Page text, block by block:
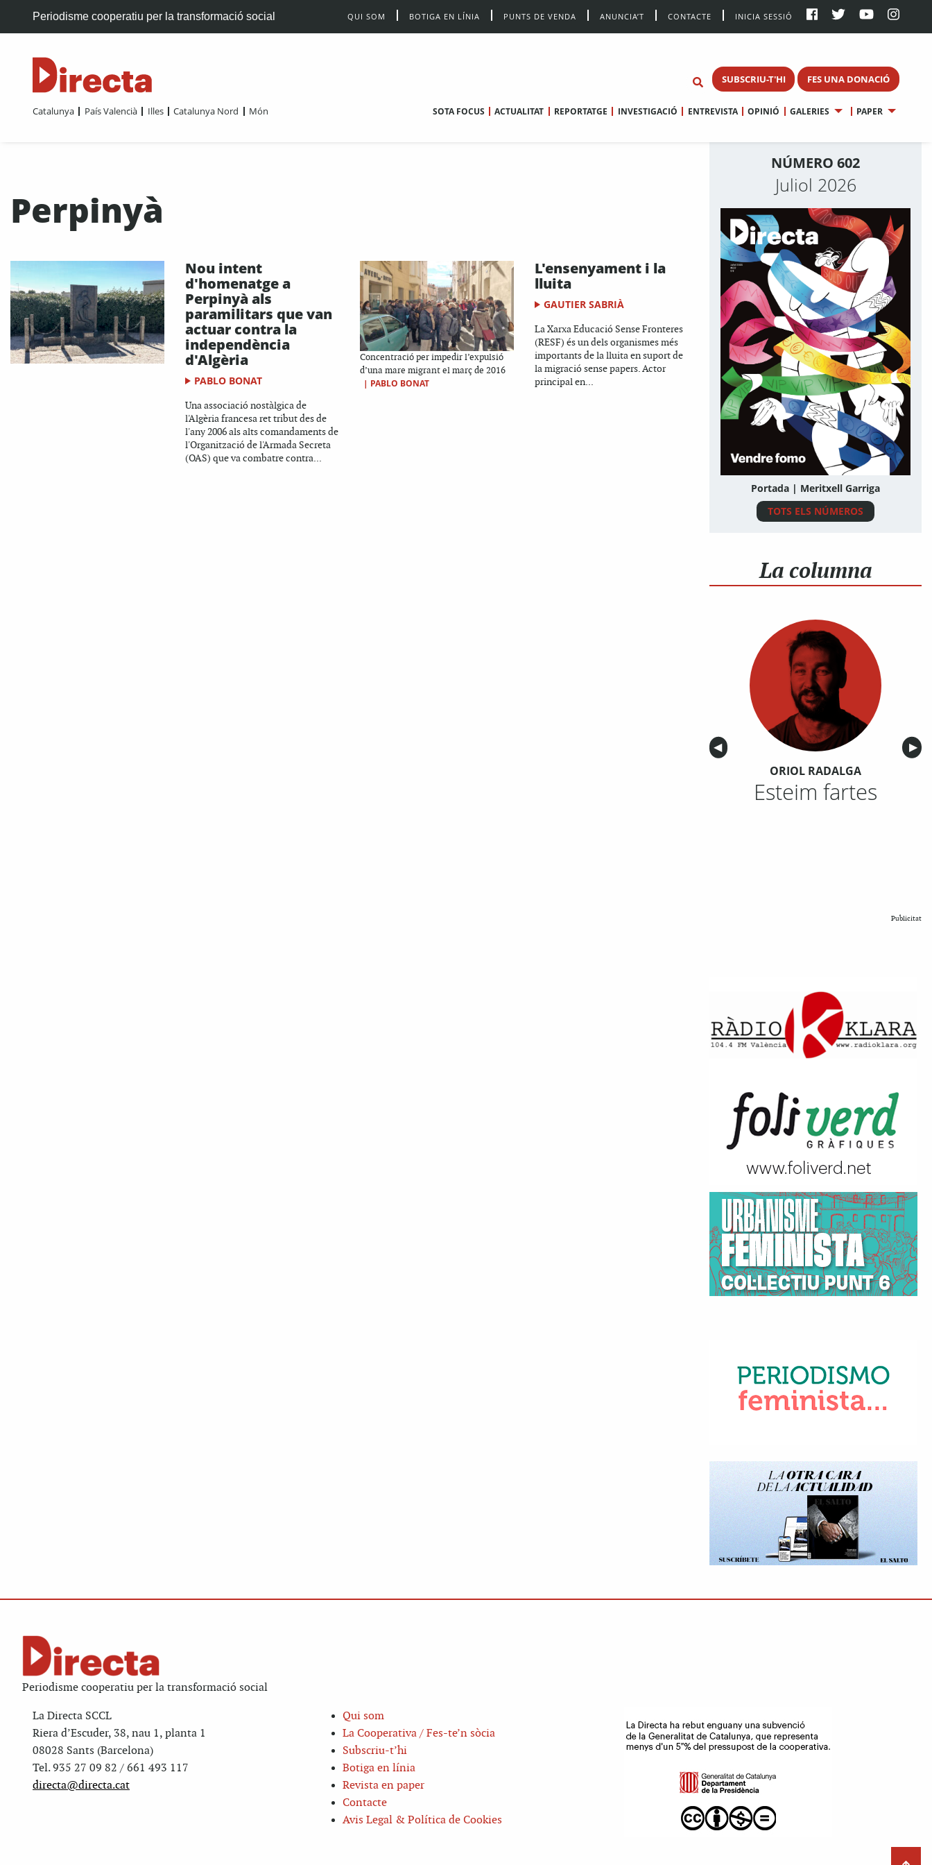
Periodisme cooperatiu per la transformació social QUI SOM BOTIGA EN LÍNIA PUNTS DE VENDA ANUNCIA’T CONTACTE INICIA SESSIÓ
SUBSCRIU-T'HI FES UNA DONACIÓ
Catalunya País Valencià Illes Catalunya Nord Món SOTA FOCUS ACTUALITAT REPORTATGE INVESTIGACIÓ ENTREVISTA OPINIÓ GALERIES PAPER
Perpinyà
Nou intent
d'homenatge a
Perpinyà als
paramilitars que van
actuar contra la
independència
d'Algèria
PABLO BONAT
Una associació nostàlgica de
l'Algèria francesa ret tribut des de
l'any 2006 als alts comandaments de
l'Organització de l'Armada Secreta
(OAS) que va combatre contra...
​Concentració per impedir l’expulsió
d’una mare migrant el març de 2016
| PABLO BONAT
L'ensenyament i la
lluita
GAUTIER SABRIÀ
La Xarxa Educació Sense Fronteres
(RESF) és un dels organismes més
importants de la lluita en suport de
la migració sense papers. Actor
principal en...
NÚMERO 602
Juliol 2026
Portada | Meritxell Garriga
TOTS ELS NÚMEROS
La columna
Anterior
◀︎ ▶︎
ORIOL RADALGA
Esteim fartes
Publicitat
Periodisme cooperatiu per la transformació social
La Directa SCCL
Riera d’Escuder, 38, nau 1, planta 1
08028 Sants (Barcelona)
Tel. 935 27 09 82 / 661 493 117
directa@directa.cat
Qui som
La Cooperativa / Fes-te’n sòcia
Subscriu-t’hi
Botiga en línia
Revista en paper
Contacte
Avis Legal & Política de Cookies